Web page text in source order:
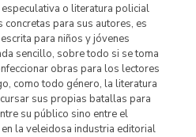
o literatura policial
para sus autores, es
para niños y jóvenes
sencillo, sobre todo si se toma
obras para los lectores
como todo género, la literatura
sus propias batallas para
su público sino entre el
la veleidosa industria editorial